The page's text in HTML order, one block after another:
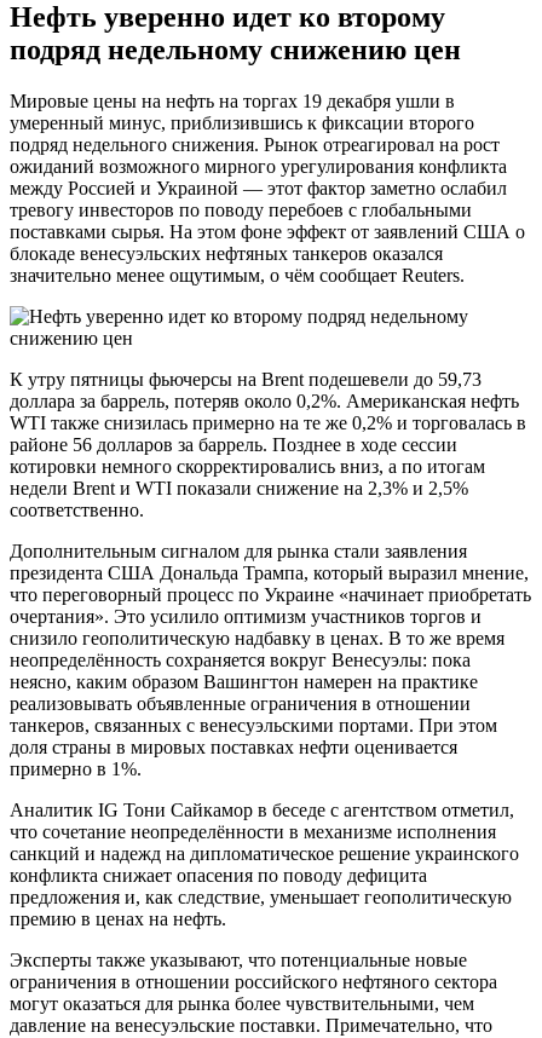
Нефть уверенно идет ко второму
подряд недельному снижению цен
Мировые цены на нефть на торгах 19 декабря ушли в
умеренный минус, приблизившись к фиксации второго
подряд недельного снижения. Рынок отреагировал на рост
ожиданий возможного мирного урегулирования конфликта
между Россией и Украиной — этот фактор заметно ослабил
тревогу инвесторов по поводу перебоев с глобальными
поставками сырья. На этом фоне эффект от заявлений США о
блокаде венесуэльских нефтяных танкеров оказался
значительно менее ощутимым, о чём сообщает Reuters.
К утру пятницы фьючерсы на Brent подешевели до 59,73
доллара за баррель, потеряв около 0,2%. Американская нефть
WTI также снизилась примерно на те же 0,2% и торговалась в
районе 56 долларов за баррель. Позднее в ходе сессии
котировки немного скорректировались вниз, а по итогам
недели Brent и WTI показали снижение на 2,3% и 2,5%
соответственно.
Дополнительным сигналом для рынка стали заявления
президента США Дональда Трампа, который выразил мнение,
что переговорный процесс по Украине «начинает приобретать
очертания». Это усилило оптимизм участников торгов и
снизило геополитическую надбавку в ценах. В то же время
неопределённость сохраняется вокруг Венесуэлы: пока
неясно, каким образом Вашингтон намерен на практике
реализовывать объявленные ограничения в отношении
танкеров, связанных с венесуэльскими портами. При этом
доля страны в мировых поставках нефти оценивается
примерно в 1%.
Аналитик IG Тони Сайкамор в беседе с агентством отметил,
что сочетание неопределённости в механизме исполнения
санкций и надежд на дипломатическое решение украинского
конфликта снижает опасения по поводу дефицита
предложения и, как следствие, уменьшает геополитическую
премию в ценах на нефть.
Эксперты также указывают, что потенциальные новые
ограничения в отношении российского нефтяного сектора
могут оказаться для рынка более чувствительными, чем
давление на венесуэльские поставки. Примечательно, что